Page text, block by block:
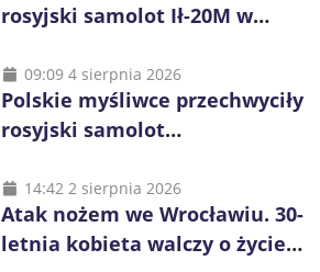
rosyjski samolot Ił-20M w
09:09 4 sierpnia 2026
Polskie myśliwce przechwyciły
rosyjski samolot
14:42 2 sierpnia 2026
Atak nożem we Wrocławiu. 30-
letnia kobieta walczy o życie,